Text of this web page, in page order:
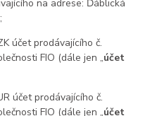
na adrese: Ďáblická
účet prodávajícího č.
FIO (dále jen „účet
účet prodávajícího č.
FIO (dále jen „účet